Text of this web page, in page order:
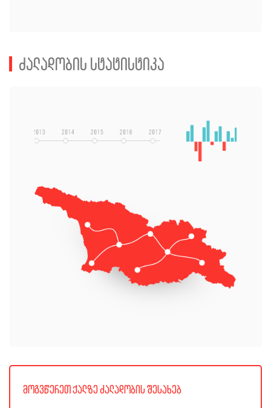
ძალადობის სტატისტიკა
მოგვწერეთ ქალზე ძალადობის შესახებ